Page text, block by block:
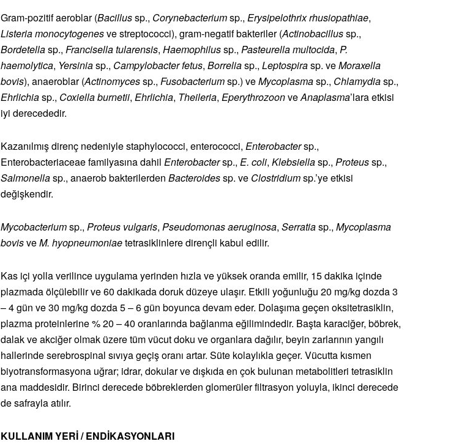
Gram-pozitif aeroblar (Bacillussp., Corynebacteriumsp., Erysipelothrix rhusiopathiae,
Listeria monocytogenesve streptococci), gram-negatif bakteriler (Actinobacillussp.,
Bordetellasp., Francisella tularensis, Haemophilussp., Pasteurella multocida, P.
haemolytica, Yersiniasp., Campylobacter fetus, Borreliasp., Leptospirasp. veMoraxella
bovis), anaeroblar (Actinomycessp., Fusobacteriumsp.) veMycoplasmasp., Chlamydiasp.,
Ehrlichiasp., Coxiella burnetii, Ehrlichia, Theileria, EperythrozoonveAnaplasma’lara etkisi
iyi derecededir.
Kazanılmış direnç nedeniyle staphylococci, enterococci, Enterobactersp.,
Enterobacteriaceae familyasına dahil Enterobactersp., E. coli, Klebsiellasp., Proteussp.,
Salmonellasp., anaerob bakterilerden Bacteroidessp. ve Clostridiumsp.’ye etkisi
değişkendir.
Mycobacteriumsp., Proteus vulgaris, Pseudomonas aeruginosa, Serratiasp., Mycoplasma
bovisveM. hyopneumoniaetetrasiklinlere dirençli kabul edilir.
Kas içi yolla verilince uygulama yerinden hızla ve yüksek oranda emilir, 15 dakika içinde
plazmada ölçülebilir ve 60 dakikada doruk düzeye ulaşır. Etkili yoğunluğu 20 mg/kg dozda 3
– 4 gün ve 30 mg/kg dozda 5 – 6 gün boyunca devam eder. Dolaşıma geçen oksitetrasiklin,
plazma proteinlerine % 20 – 40 oranlarında bağlanma eğilimindedir. Başta karaciğer, böbrek,
dalak ve akciğer olmak üzere tüm vücut doku ve organlara dağılır, beyin zarlarının yangılı
hallerinde serebrospinal sıvıya geçiş oranı artar. Süte kolaylıkla geçer. Vücutta kısmen
biyotransformasyona uğrar; idrar, dokular ve dışkıda en çok bulunan metabolitleri tetrasiklin
ana maddesidir. Birinci derecede böbreklerden glomerüler filtrasyon yoluyla, ikinci derecede
de safrayla atılır.
KULLANIM YERİ / ENDİKASYONLARI